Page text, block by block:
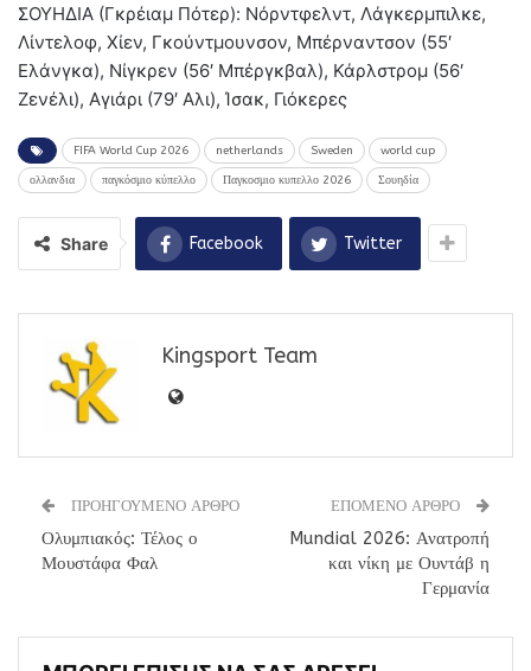
ΣΟΥΗΔΙΑ (Γκρέιαμ Πότερ): Νόρντφελντ, Λάγκερμπιλκε,
Λίντελοφ, Χίεν, Γκούντμουνσον, Μπέρναντσον (55′
Ελάνγκα), Νίγκρεν (56′ Μπέργκβαλ), Κάρλστρομ (56′
Ζενέλι), Αγιάρι (79′ Αλι), Ίσακ, Γιόκερες
FIFA World Cup 2026 netherlands Sweden world cup
ολλανδια παγκόσμιο κύπελλο Παγκοσμιο κυπελλο 2026 Σουηδία
Share Facebook Twitter
Kingsport Team
ΠΡΟΗΓΟΥΜΕΝΟ ΑΡΘΡΟ
Ολυμπιακός: Τέλος ο
Μουστάφα Φαλ
ΕΠΟΜΕΝΟ ΑΡΘΡΟ
Mundial 2026: Ανατροπή
και νίκη με Ουντάβ η
Γερμανία